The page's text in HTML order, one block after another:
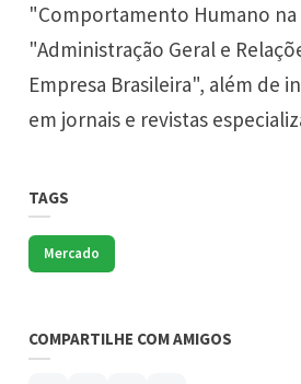
"Comportamento Humano na
"Administração Geral e
Empresa Brasileira", além de
em jornais e revistas
TAGS
Mercado
COMPARTILHE COM AMIGOS